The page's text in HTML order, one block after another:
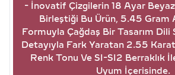
- İnovatif Çizgilerin 18 Ayar
Birleştiği Bu Ürün, 5.45 Gram
Formuyla Çağdaş Bir Tasarım Dili
Detayıyla Fark Yaratan 2.55
Renk Tonu Ve SI-SI2 Berraklık
Uyum İçerisinde.